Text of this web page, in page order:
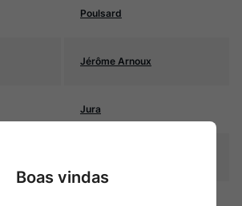
Poulsard
Jérôme Arnoux
Jura
Boas vindas